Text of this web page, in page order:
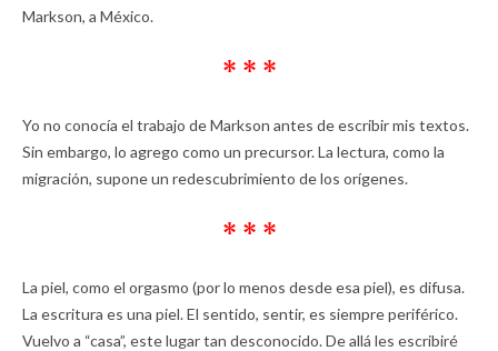
Markson, a México.
* * *
Yo no conocía el trabajo de Markson antes de escribir mis textos.
Sin embargo, lo agrego como un precursor. La lectura, como la
migración, supone un redescubrimiento de los orígenes.
* * *
La piel, como el orgasmo (por lo menos desde esa piel), es difusa.
La escritura es una piel. El sentido, sentir, es siempre periférico.
Vuelvo a “casa”, este lugar tan desconocido. De allá les escribiré